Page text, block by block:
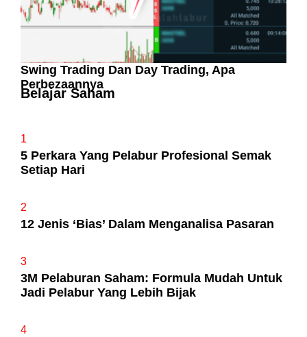
Swing Trading Dan Day Trading, Apa
Perbezaannya
Belajar Saham
1
5 Perkara Yang Pelabur Profesional Semak
Setiap Hari
2
12 Jenis ‘Bias’ Dalam Menganalisa Pasaran
3
3M Pelaburan Saham: Formula Mudah Untuk
Jadi Pelabur Yang Lebih Bijak
4